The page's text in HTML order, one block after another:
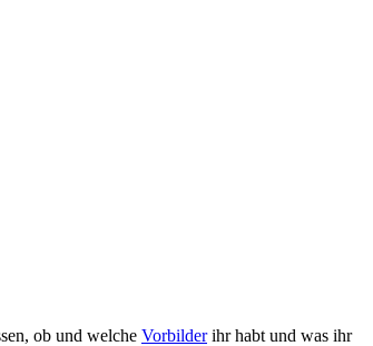
ob und welche Vorbilderihr habt und was ihr